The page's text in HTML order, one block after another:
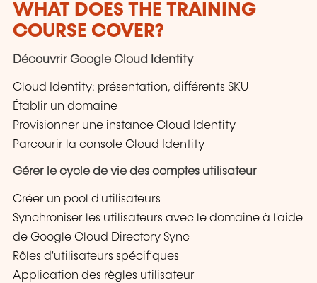
WHAT DOES THE TRAINING
COURSE COVER?
Découvrir Google Cloud Identity
Cloud Identity: présentation, différents SKU
Établir un domaine
Provisionner une instance Cloud Identity
Parcourir la console Cloud Identity
Gérer le cycle de vie des comptes utilisateur
Créer un pool d'utilisateurs
Synchroniser les utilisateurs avec le domaine à l'aide
de Google Cloud Directory Sync
Rôles d'utilisateurs spécifiques
Application des règles utilisateur